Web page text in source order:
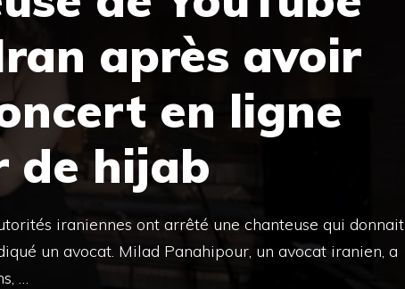
après avoir
en ligne
de hijab
iraniennes ont arrêté une chanteuse qui donnait
un avocat. Milad Panahipour, un avocat iranien, a
…